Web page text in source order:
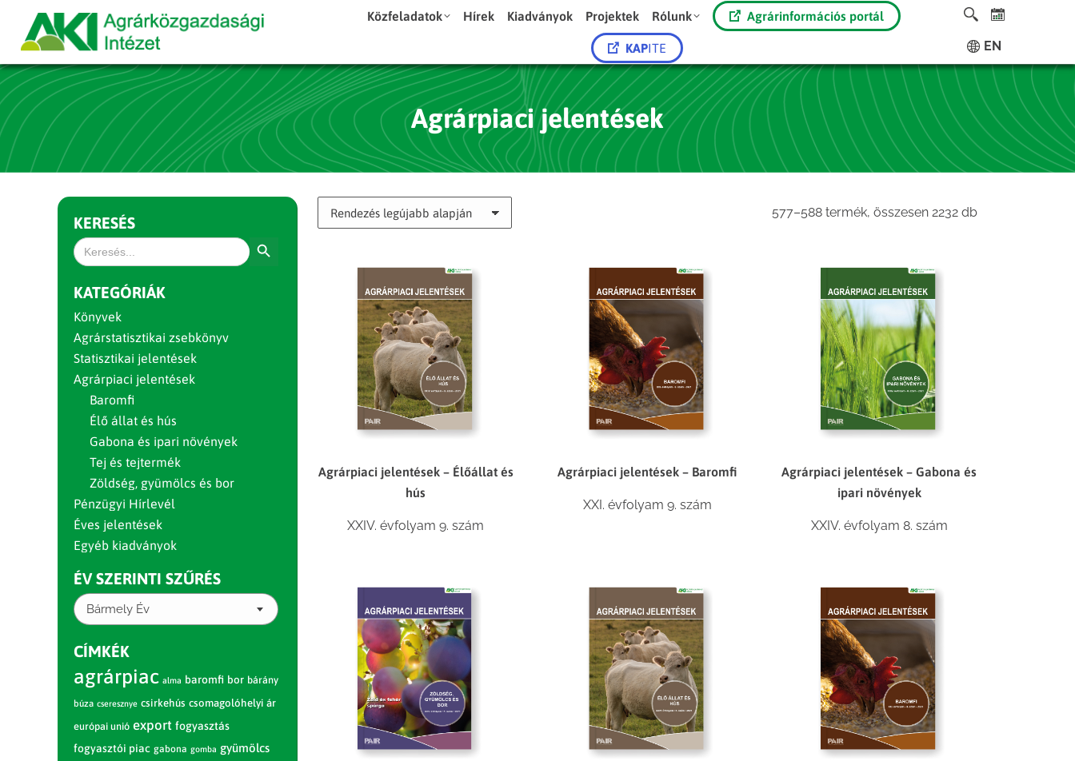
Közfeladatok Hírek Kiadványok Projektek Rólunk Agrárinformációs portál
KAPITE EN
Agrárpiaci jelentések
577–588 termék, összesen 2232 dbSorted
Agrárpiaci jelentések – Élőállat és
hús
XXIV. évfolyam 9. szám
Agrárpiaci jelentések – Baromfi
XXI. évfolyam 9. szám
Agrárpiaci jelentések – Gabona és
ipari növények
XXIV. évfolyam 8. szám
KERESÉS
Search
for:
KATEGÓRIÁK
Könyvek
Agrárstatisztikai zsebkönyv
Statisztikai jelentések
Agrárpiaci jelentések
Baromfi
Élő állat és hús
Gabona és ipari növények
Tej és tejtermék
Zöldség, gyümölcs és bor
Pénzügyi Hírlevél
Éves jelentések
Egyéb kiadványok
ÉV SZERINTI SZŰRÉS
Bármely Év
CÍMKÉK
agrárpiac alma baromfi bor bárány
búza cseresznye csirkehús csomagolóhelyi ár
európai unió export fogyasztás
fogyasztói piac gabona gomba gyümölcs